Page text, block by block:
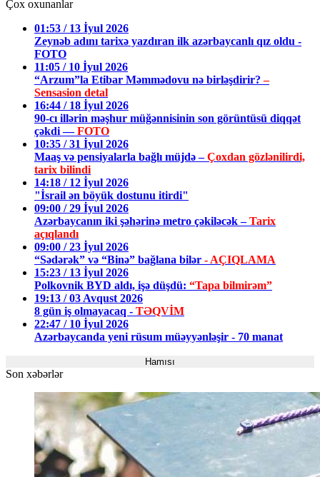
Çox oxunanlar
01:53 / 13 İyul 2026
Zeynəb adını tarixə yazdıran ilk azərbaycanlı qız oldu -
FOTO
11:05 / 10 İyul 2026
“Arzum”la Etibar Məmmədovu nə birləşdirir?–
Sensasion detal
16:44 / 18 İyul 2026
90-cı illərin məşhur müğənnisinin son görüntüsü diqqət
çəkdi —FOTO
10:35 / 31 İyul 2026
Maaş və pensiyalarla bağlı müjdə –Çoxdan gözlənilirdi,
tarix bilindi
14:18 / 12 İyul 2026
"İsrail ən böyük dostunu itirdi"
09:00 / 29 İyul 2026
Azərbaycanın iki şəhərinə metro çəkiləcək –Tarix
açıqlandı
09:00 / 23 İyul 2026
“Sədərək” və “Binə” bağlana bilər - AÇIQLAMA
15:23 / 13 İyul 2026
Polkovnik BYD aldı, işə düşdü: “Tapa bilmirəm”
19:13 / 03 Avqust 2026
8 gün iş olmayacaq - TƏQVİM
22:47 / 10 İyul 2026
Azərbaycanda yeni rüsum müəyyənləşir - 70 manat
Hamısı
Son xəbərlər